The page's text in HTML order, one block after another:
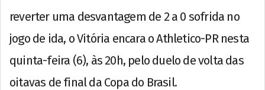
reverter uma desvantagem de 2 a 0 sofrida no
jogo de ida, o Vitória encara o Athletico-PR nesta
quinta-feira (6), às 20h, pelo duelo de volta das
oitavas de final da Copa do Brasil.